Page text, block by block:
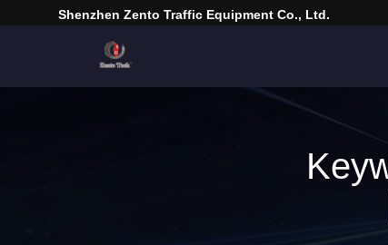
Shenzhen Zento Traffic Equipment Co., Ltd.